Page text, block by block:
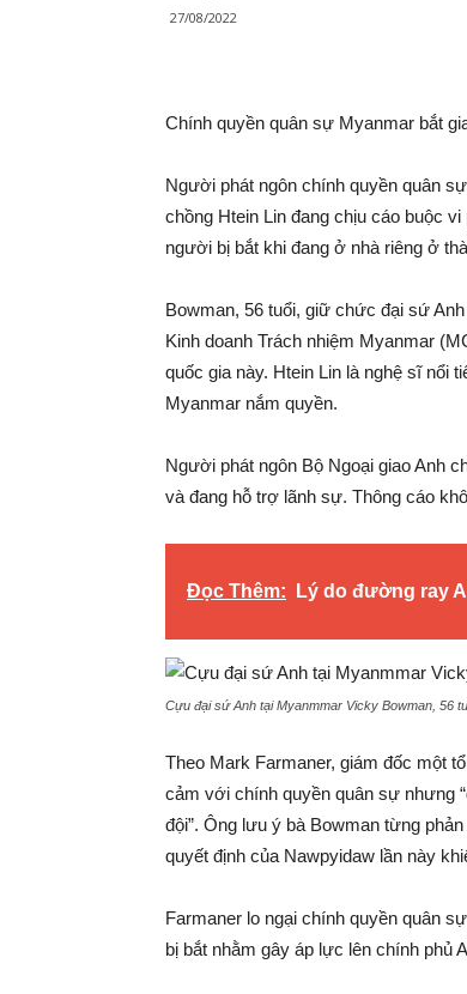
27/08/2022
Chính quyền quân sự Myanmar bắt
Người phát ngôn chính quyền quân
chồng Htein Lin đang chịu cáo buộc
người bị bắt khi đang ở nhà riêng ở
Bowman, 56 tuổi, giữ chức đại sứ
Kinh doanh Trách nhiệm Myanmar
quốc gia này. Htein Lin là nghệ sĩ nổi
Myanmar nắm quyền.
Người phát ngôn Bộ Ngoại giao Anh
và đang hỗ trợ lãnh sự. Thông cáo
Đọc Thêm: Lý do đường ray
Cựu đại sứ Anh tại Myanmmar Vicky Bowman, 56
Theo Mark Farmaner, giám đốc một
cảm với chính quyền quân sự nhưng
đội”. Ông lưu ý bà Bowman từng
quyết định của Nawpyidaw lần này
Farmaner lo ngại chính quyền quân
bị bắt nhằm gây áp lực lên chính phủ